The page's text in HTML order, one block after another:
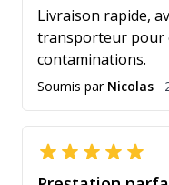
Livraison rapide,
transporteur pour
contaminations.
Soumis par Nicolas